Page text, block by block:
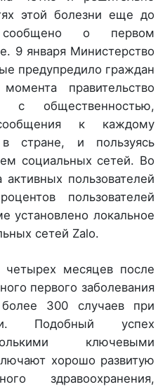
этой болезни еще до
о первом
9 января Министерство
предупредило граждан
правительство
с общественностью,
к каждому
стране, и пользуясь
социальных сетей. Во
пользователей
пользователей
установлено локальное
сетей Zalo.
месяцев после
первого заболевания
300 случаев при
Подобный успех
ключевыми
хорошо развитую
здравоохранения,